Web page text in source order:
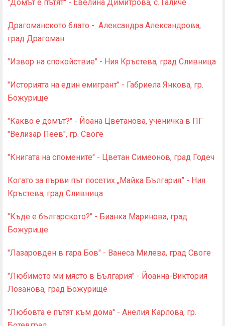
"Домът е пътят" - Евелина Димитрова, с. Галиче
Драгоманското блато - Александра Александрова,
град Драгоман
"Извор на спокойствие" - Ния Кръстева, град Сливница
"Историята на един емигрант" - Габриела Янкова, гр.
Божурище
"Какво е домът?" - Йоана Цветанова, ученичка в ПГ
"Велизар Пеев", гр. Своге
"Книгата на спомените" - Цветан Симеонов, град Годеч
Когато за първи път посетих „Майка България” - Ния
Кръстева, град Сливница
"Къде е българското?" - Бианка Маринова, град
Божурище
"Лазаровден в гара Бов" - Ванеса Милева, град Своге
"Любимото ми място в България" - Йоанна-Виктория
Лозанова, град Божурище
"Любовта е пътят към дома" - Анелия Карлова, гр.